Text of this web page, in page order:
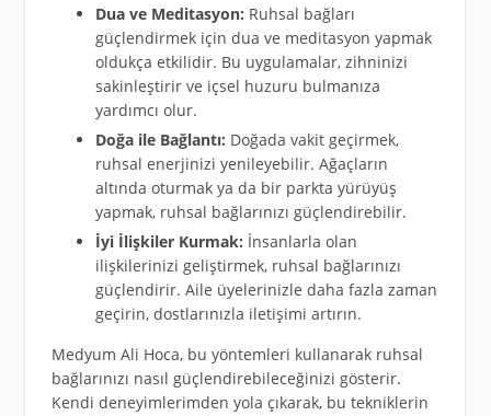
Dua ve Meditasyon: Ruhsal bağları
güçlendirmek için dua ve meditasyon yapmak
oldukça etkilidir. Bu uygulamalar, zihninizi
sakinleştirir ve içsel huzuru bulmanıza
yardımcı olur.
Doğa ile Bağlantı: Doğada vakit geçirmek,
ruhsal enerjinizi yenileyebilir. Ağaçların
altında oturmak ya da bir parkta yürüyüş
yapmak, ruhsal bağlarınızı güçlendirebilir.
İyi İlişkiler Kurmak: İnsanlarla olan
ilişkilerinizi geliştirmek, ruhsal bağlarınızı
güçlendirir. Aile üyelerinizle daha fazla zaman
geçirin, dostlarınızla iletişimi artırın.
Medyum Ali Hoca, bu yöntemleri kullanarak ruhsal
bağlarınızı nasıl güçlendirebileceğinizi gösterir.
Kendi deneyimlerimden yola çıkarak, bu tekniklerin